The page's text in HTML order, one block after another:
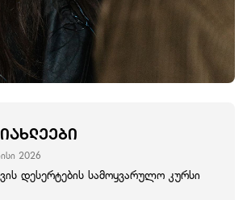
2026
დესერტების სამოყვარულო კურსი